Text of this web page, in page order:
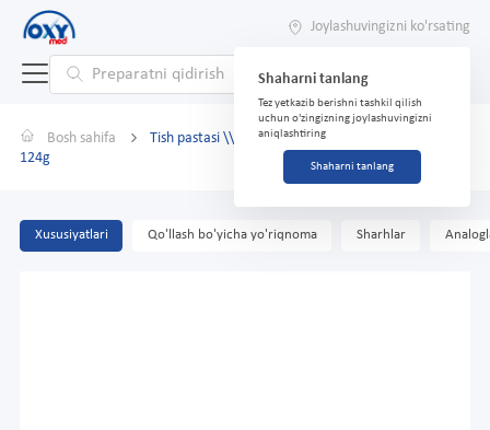
Joylashuvingizni ko'rsating
Shaharni tanlang
Tez yetkazib berishni tashkil qilish
uchun o'zingizning joylashuvingizni
aniqlashtiring
Shaharni tanlang
Bosh sahifa
Tish pastasi \\PARODONTAL\\ Antibakterial himoya
124g
Xususiyatlari Qo'llash bo'yicha yo'riqnoma Sharhlar